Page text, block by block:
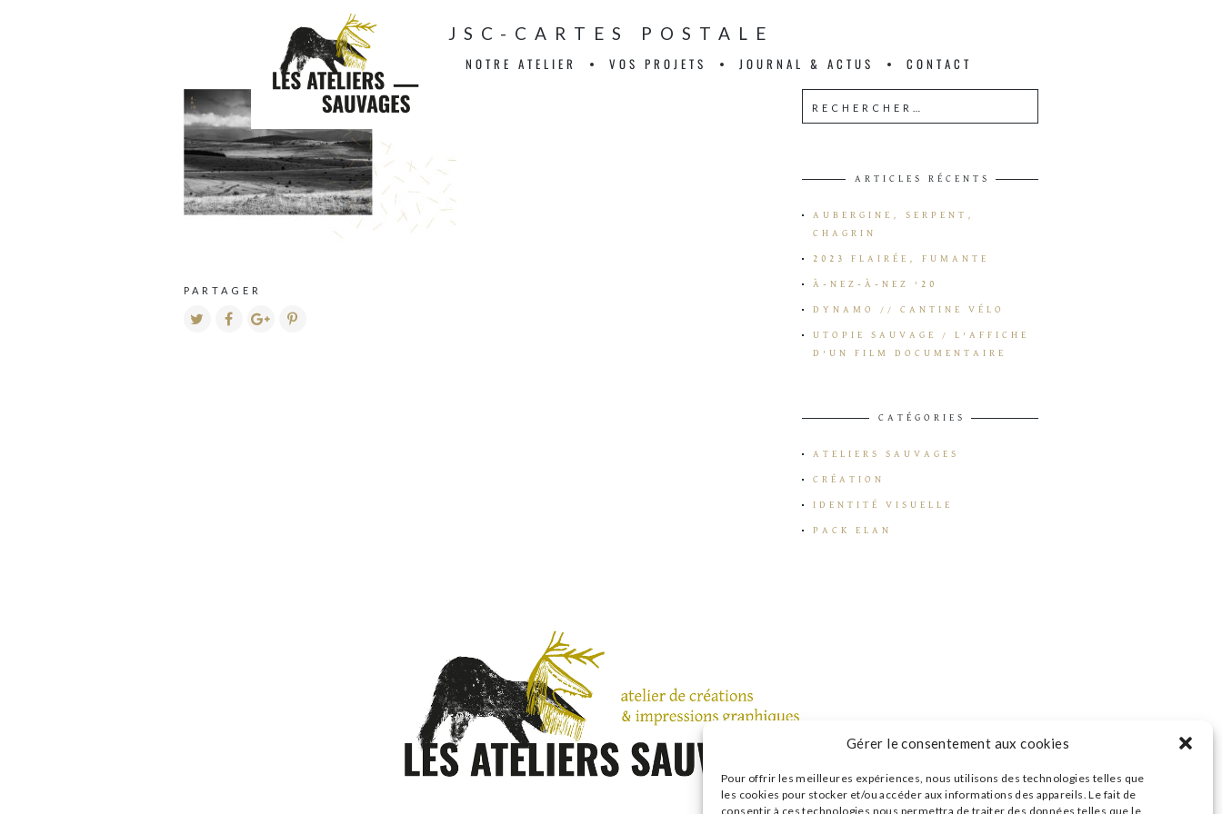
Gérer le consentement aux cookies
Pour offrir les meilleures expériences, nous utilisons des technologies telles que
les cookies pour stocker et/ou accéder aux informations des appareils. Le fait de
consentir à ces technologies nous permettra de traiter des données telles que le
NOTRE ATELIER VOS PROJETS JOURNAL & ACTUS CONTACT
JSC-CARTES POSTALE
PARTAGER
ARTICLES RÉCENTS
AUBERGINE, SERPENT,
CHAGRIN
2023 FLAIRÉE, FUMANTE
À-NEZ-À-NEZ ’20
DYNAMO // CANTINE VÉLO
UTOPIE SAUVAGE / L’AFFICHE
D’UN FILM DOCUMENTAIRE
CATÉGORIES
ATELIERS SAUVAGES
CRÉATION
IDENTITÉ VISUELLE
PACK ELAN